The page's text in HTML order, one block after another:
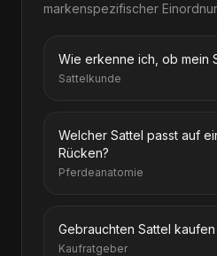
markenspezifischer
Wie erkenne ich, ob mein
Sattelkunde
Welcher Sattel passt auf
Rücken?
Pferdeanatomie
Gebrauchten Sattel
Kaufratgeber